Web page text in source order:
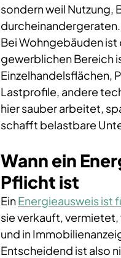
sondern weil Nutzung,
durcheinandergeraten.
Bei Wohngebäuden ist
gewerblichen Bereich
Einzelhandelsflächen,
Lastprofile, andere
hier sauber arbeitet,
schafft belastbare
Wann ein
Pflicht ist
Ein Energieausweis ist
sie verkauft,
und in
Entscheidend ist also